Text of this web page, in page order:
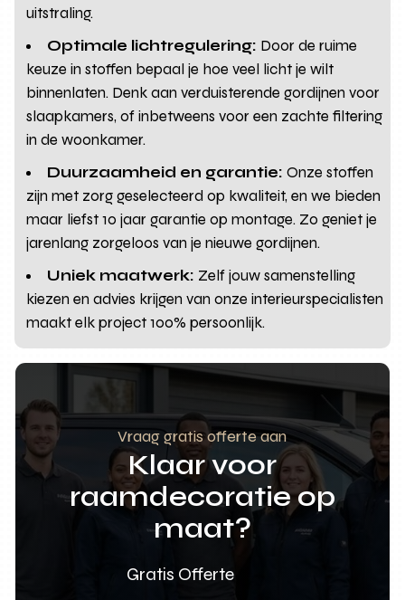
uitstraling.
Optimale lichtregulering: Door de ruime
keuze in stoffen bepaal je hoe veel licht je wilt
binnenlaten. Denk aan verduisterende gordijnen voor
slaapkamers, of inbetweens voor een zachte filtering
in de woonkamer.
Duurzaamheid en garantie: Onze stoffen
zijn met zorg geselecteerd op kwaliteit, en we bieden
maar liefst 10 jaar garantie op montage. Zo geniet je
jarenlang zorgeloos van je nieuwe gordijnen.
Uniek maatwerk: Zelf jouw samenstelling
kiezen en advies krijgen van onze interieurspecialisten
maakt elk project 100% persoonlijk.
Vraag gratis offerte aan
Klaar voor
raamdecoratie op
maat?
Gratis Offerte